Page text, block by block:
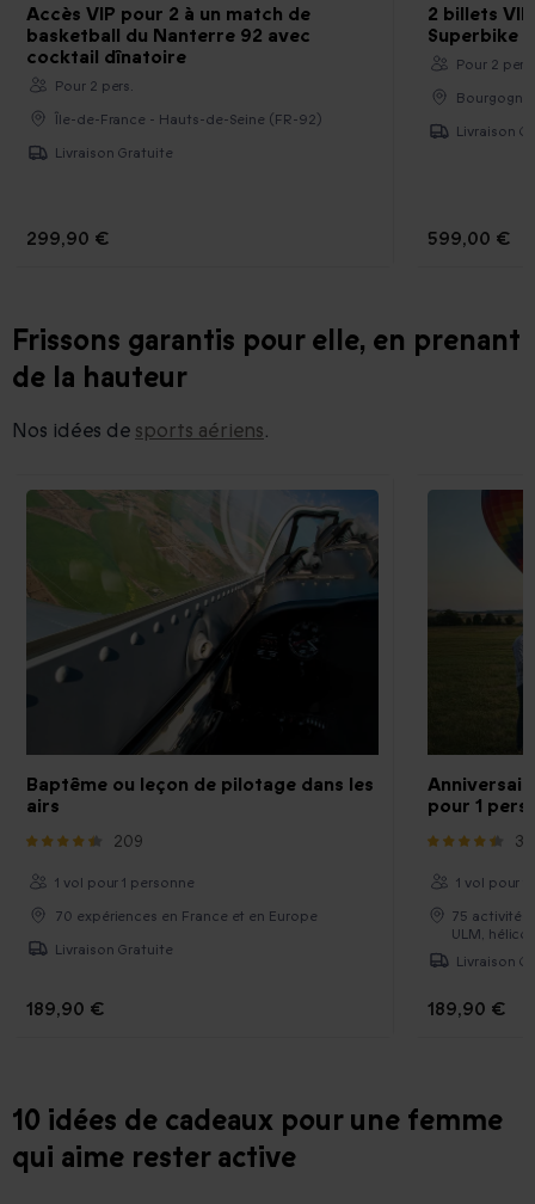
Accès VIP pour 2 à un match de
basketball du Nanterre 92 avec
cocktail dînatoire
Pour 2 pers.
Île-de-France - Hauts-de-Seine (FR-92)
Livraison Gratuite
299,90 €
2 billets
Superbike
Pour 2 pers.
Bourgogne
Livraison
599,00 €
Frissons garantis pour elle, en prenant
de la hauteur
Nos idées de sports aériens.
Baptême ou leçon de pilotage dans les
airs
209
1 vol pour 1 personne
70 expériences en France et en Europe
Livraison Gratuite
189,90 €
pour 1
1 vol pour
75 activités
ULM,
Livraison
189,90 €
10 idées de cadeaux pour une femme
qui aime rester active